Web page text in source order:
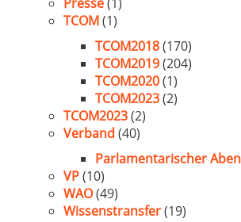
TCOM(1)
TCOM2018(170)
TCOM2019(204)
TCOM2020(1)
TCOM2023(2)
TCOM2023(2)
Verband (40)
Parlamentarischer
VP(10)
WAO(49)
Wissenstransfer(19)